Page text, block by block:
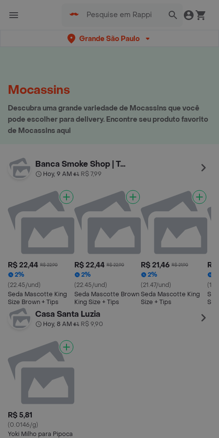
Grande São Paulo
Mocassins
Descubra uma grande variedade de Mocassins que você
pode escolher para delivery. Encontre seu produto favorito
de Mocassins aqui
Banca Smoke Shop | Tabacaria Moema 😎
Hoy, 9 AM• R$ 7,99
R$ 22,44 R$ 22,90
2%
(22.45/und)
Seda Mascotte King
Size Brown + Tips
R$ 22,44 R$ 22,90
2%
(22.45/und)
Seda Mascotte Brown
King Size + Tips
R$ 21,46 R$ 21,90
2%
(21.47/und)
Seda Mascotte King
Size + Tips
R$
Casa Santa Luzia
Hoy, 8 AM• R$ 9,90
R$ 5,81
(0.0146/g)
Yoki Milho para Pipoca